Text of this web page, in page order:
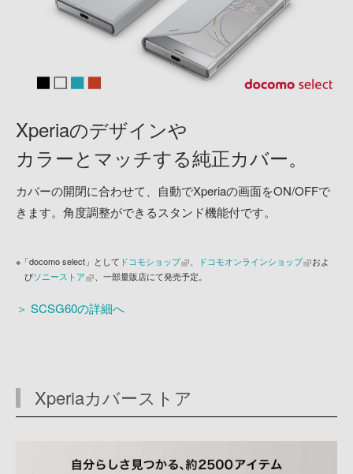
Xperiaのデザインや
カラーとマッチする純正カバー。
カバーの開閉に合わせて、自動でXperiaの画面をON/OFFで
きます。角度調整ができるスタンド機能付です。
※「docomo select」として ドコモショップ ドコモオンラインショップ
およ
びソニーストア 、一部量販店にて発売予定。
＞ SCSG60の詳細へ
Xperiaカバーストア